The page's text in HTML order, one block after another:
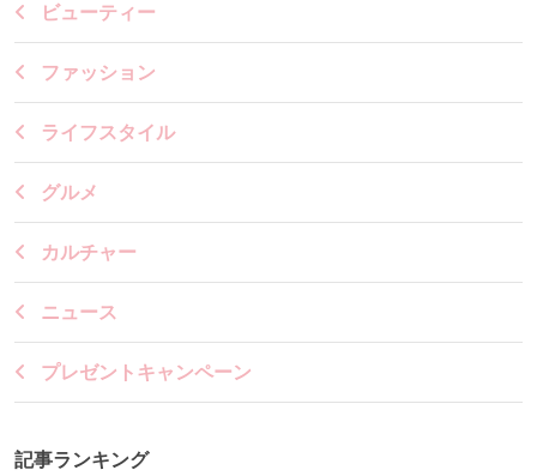
ビューティー
ファッション
ライフスタイル
グルメ
カルチャー
ニュース
プレゼントキャンペーン
記事ランキング